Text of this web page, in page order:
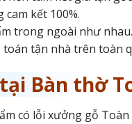
kết 100%.
trong ngoài như nhau.
tận nhà trên toàn
Bàn thờ
có lỗi xưởng gỗ